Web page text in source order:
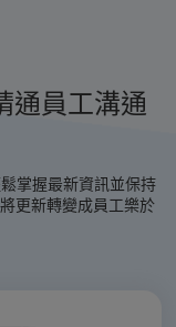
員工溝通
掌握最新資訊並保持
更新轉變成員工樂於